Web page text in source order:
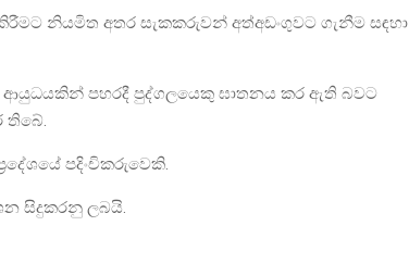
නියමිත අතර සැකකරුවන් අත්අඩංගුවට ගැනීම සඳහා
ආයුධයකින් පහරදී පුද්ගලයෙකු ඝාතනය කර ඇති බවට
තිබේ.
පදිංචිකරුවෙකි.
සිදුකරනු ලබයි.